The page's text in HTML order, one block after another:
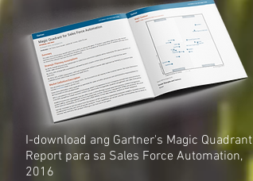
I-download ang Gartner's Magic Quadrant
Report para sa Sales Force Automation,
2016